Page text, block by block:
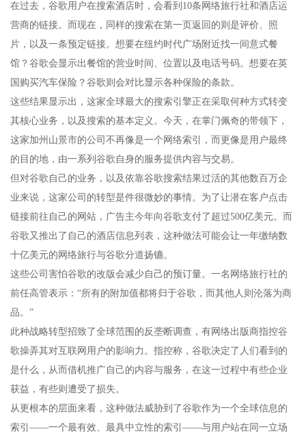
在过去，谷歌用户在搜索酒店时，会看到10条网络旅行社和酒店运
营商的链接。而现在，同样的搜索在第一页返回的则是评价、照
片，以及一条预定链接。想要在纽约时代广场附近找一间意式餐
馆？谷歌会显示出餐馆的营业时间、位置以及电话号码。想要在英
国购买汽车保险？谷歌则会对比显示各种保险的条款。
这些结果显示出，这家全球最大的搜索引擎正在采取何种方式转变
其核心业务，以及搜索的基本定义。今天，在掌门佩奇的带领下，
这家加州山景市的公司不再像是一个网络索引，而更像是用户最终
的目的地，由一系列谷歌自身的服务提供内容与交易。
但对谷歌自己的业务，以及依靠谷歌搜索结果过活的其他数百万企
业来说，这家公司的转型是件很微妙的事情。为了让潜在客户点击
链接前往自己的网站，广告主今年向谷歌支付了超过500亿美元。而
谷歌又推出了自己的酒店信息列表，这种做法可能会让一年缴纳数
十亿美元的网络旅行与谷歌分道扬镳。
这些公司害怕谷歌的改版会减少自己的预订量。一名网络旅行社的
前任高管表示：“所有的附加值都将归于谷歌，而其他人则沦落为商
品。”
此种战略转型招致了全球范围的反垄断调查，有网络出版商指控谷
歌操弄其对互联网用户的影响力。指控称，谷歌决定了人们看到的
是什么，从而借机推广自己的内容与服务，在这一过程中有些企业
获益，有些则遭受了损失。
从更根本的层面来看，这种做法威胁到了谷歌作为一个全球信息的
索引——一个最有效、最具中立性的索引——与用户站在同一立场